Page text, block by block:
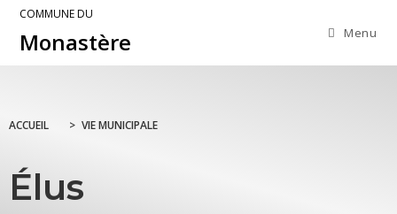
COMMUNE DU
Monastère Menu
ACCUEIL > VIE MUNICIPALE
Élus